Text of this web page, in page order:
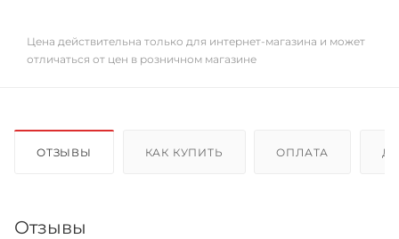
Цена действительна только для интернет-магазина и может
отличаться от цен в розничном магазине
ОТЗЫВЫ КАК КУПИТЬ ОПЛАТА
Отзывы